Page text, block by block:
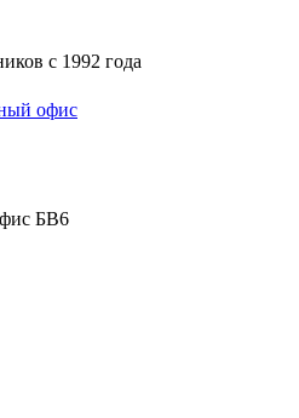
с 1992 года
офис
БВ6